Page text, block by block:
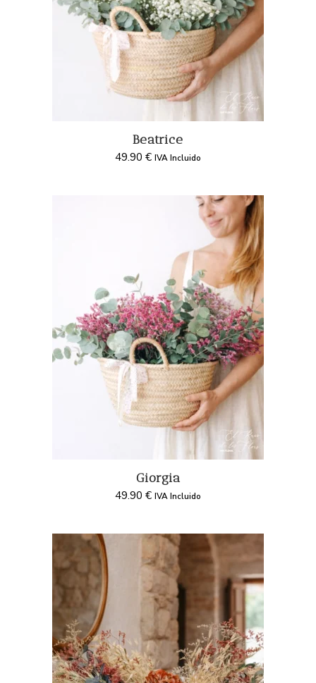
Beatrice
49.90 € IVA Incluido
Giorgia
49.90 € IVA Incluido